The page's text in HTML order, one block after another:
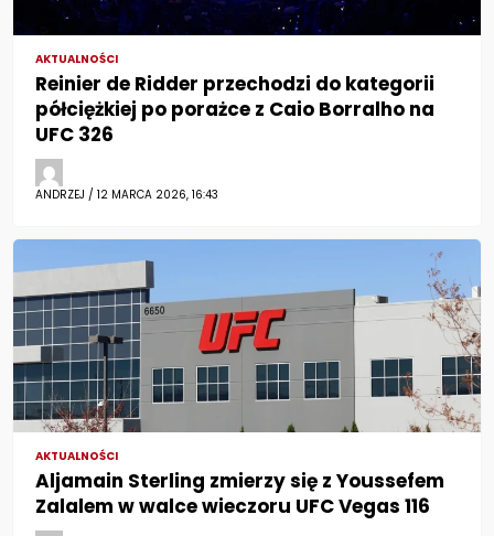
AKTUALNOŚCI
Reinier de Ridder przechodzi do kategorii
półciężkiej po porażce z Caio Borralho na
UFC 326
ANDRZEJ / 12 MARCA 2026, 16:43
AKTUALNOŚCI
Aljamain Sterling zmierzy się z Youssefem
Zalalem w walce wieczoru UFC Vegas 116